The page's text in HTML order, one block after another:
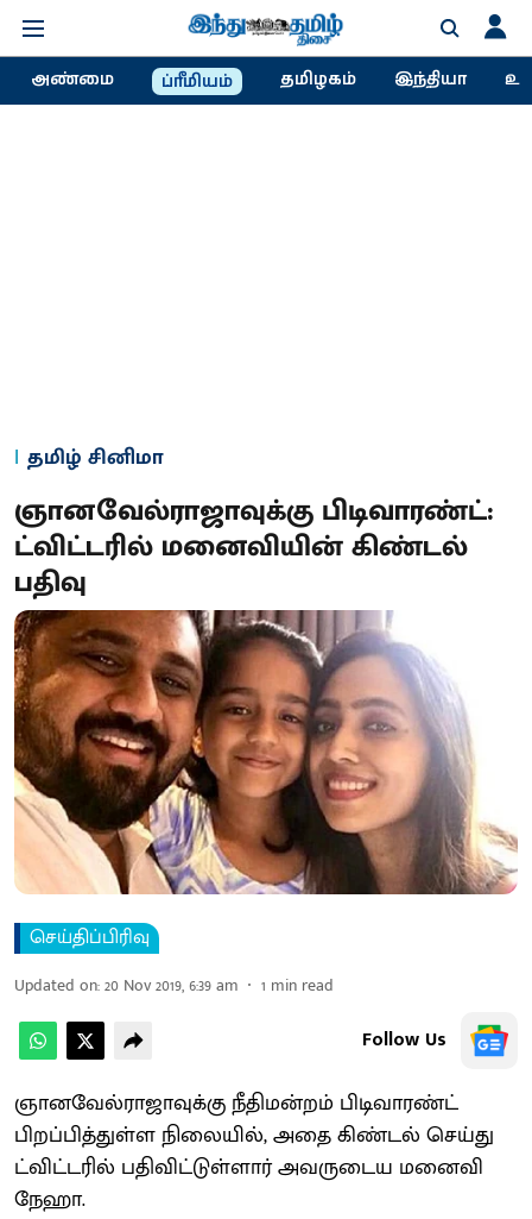
அண்மை ப்ரீமியம் தமிழகம் இந்தியா
தமிழ் சினிமா
ஞானவேல்ராஜாவுக்கு பிடிவாரண்ட்:
ட்விட்டரில் மனைவியின் கிண்டல்
பதிவு
செய்திப்பிரிவு
Updated on:20 Nov 2019, 6:39 am 1 min read
Follow Us
ஞானவேல்ராஜாவுக்கு நீதிமன்றம் பிடிவாரண்ட்
பிறப்பித்துள்ள நிலையில், அதை கிண்டல் செய்து
ட்விட்டரில் பதிவிட்டுள்ளார் அவருடைய மனைவி
நேஹா.